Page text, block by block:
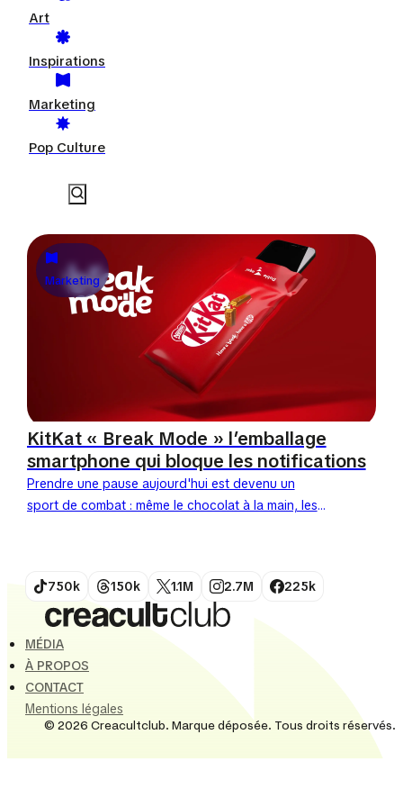
Art
Inspirations
Marketing
Pop Culture
Marketing
KitKat « Break Mode » l’emballage
smartphone qui bloque les notifications
Prendre une pause aujourd'hui est devenu un
sport de combat : même le chocolat à la main, les
750k 150k 1.1M 2.7M 225k
MÉDIA
À PROPOS
CONTACT
Mentions légales
© 2026 Creacultclub. Marque déposée. Tous droits réservés.